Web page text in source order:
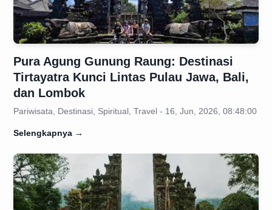
Pura Agung Gunung Raung: Destinasi
Tirtayatra Kunci Lintas Pulau Jawa, Bali,
dan Lombok
Pariwisata, Destinasi, Spiritual, Travel - 16, Jun, 2026, 08:48:00
Selengkapnya →